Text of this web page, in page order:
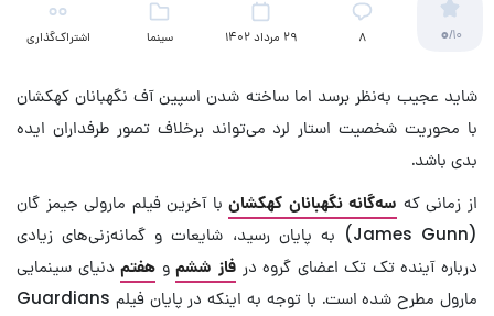
0/10
8 29 مرداد 1402 سینما اشتراک‌گذاری
شاید عجیب به‌نظر برسد اما ساخته شدن اسپین آف نگهبانان کهکشان
با محوریت شخصیت استار لرد می‌تواند برخلاف تصور طرفداران ایده
بدی باشد.
از زمانی که سه‌گانه نگهبانان کهکشانبا آخرین فیلم مارولی جیمز گان
(James Gunn)‌ به پایان رسید، شایعات و گمانه‌زنی‌های زیادی
درباره آینده تک تک اعضای گروه درفاز ششمو هفتمدنیای سینمایی
مارول مطرح شده است. با توجه به اینکه در پایان فیلم Guardians